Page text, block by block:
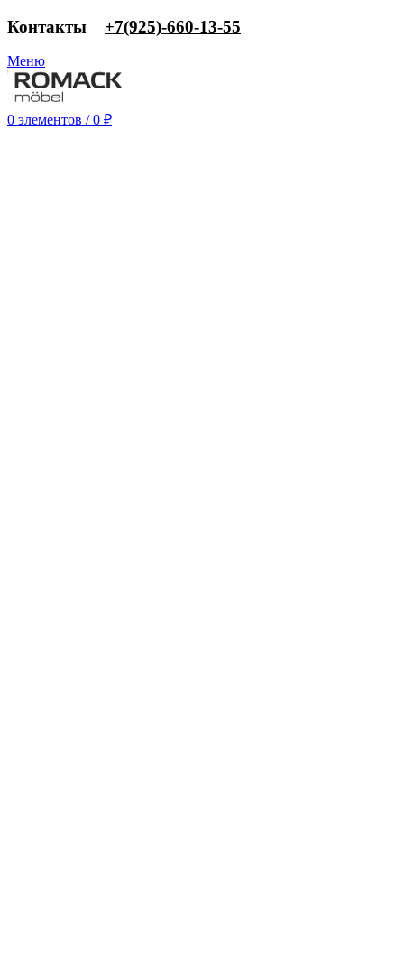
Контакты ‎+7(925)-660-13-55
Меню
0 элементов / 0 ₽